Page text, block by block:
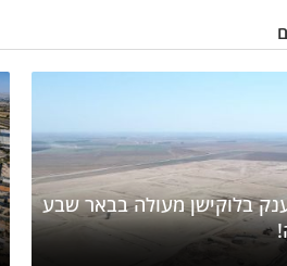
בלוקישן מעולה בבאר שבע